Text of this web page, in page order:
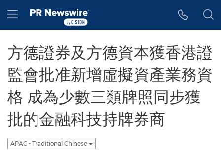
Hamburger menu
方德證券及方德資本獲香港證
監會批准新增虛擬資產業務資
格 成為少數三類牌照同步獲
批的金融科技持牌券商
APAC - Traditional Chinese